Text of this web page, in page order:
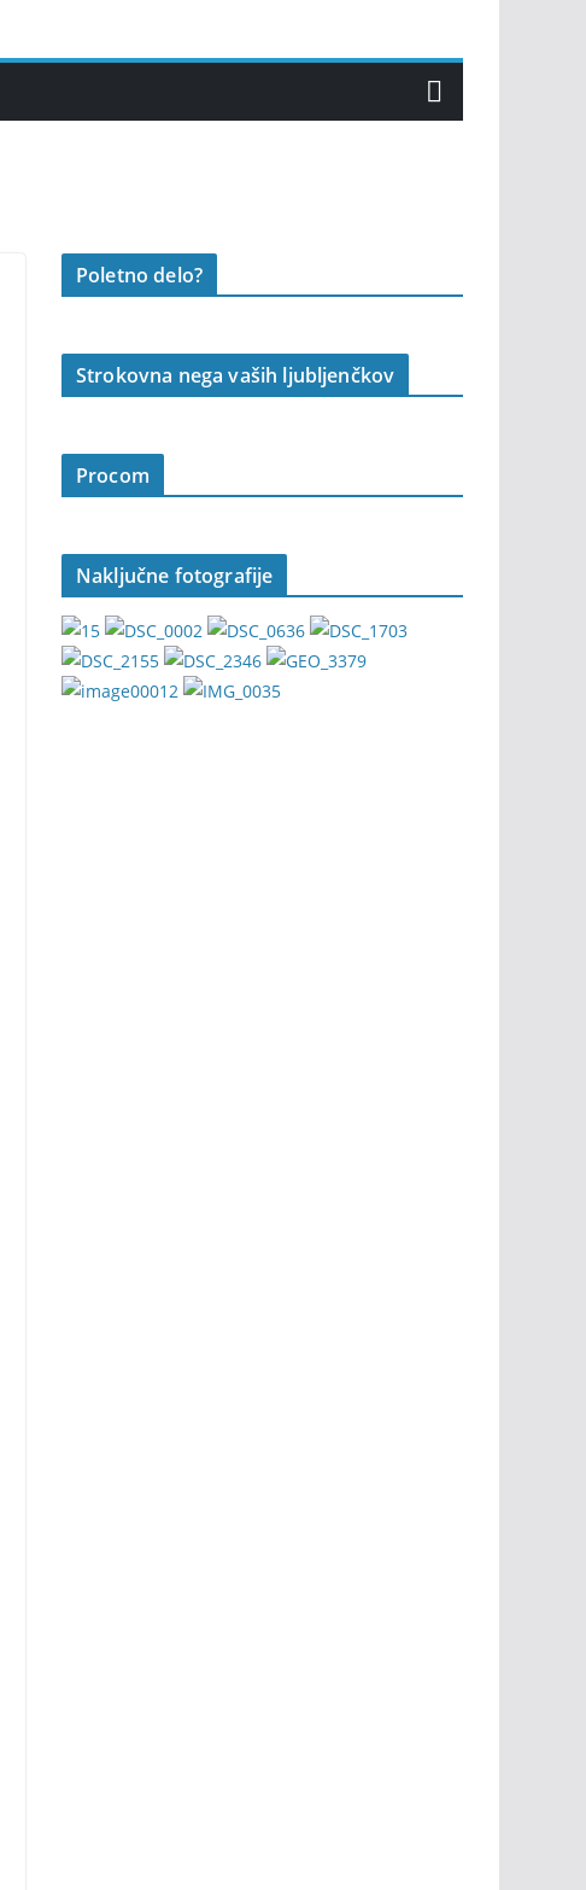
Poletno delo?
Strokovna nega vaših ljubljenčkov
Procom
Naključne fotografije